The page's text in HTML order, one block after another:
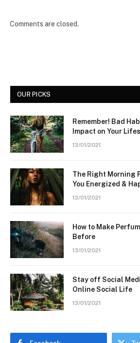
Comments are closed.
OUR PICKS
Remember! Bad
Impact on Your
13/01/2021
The Right Morning
You Energized &
13/01/2021
How to Make
Before
13/01/2021
Stay off Social
Online Social Life
13/01/2021